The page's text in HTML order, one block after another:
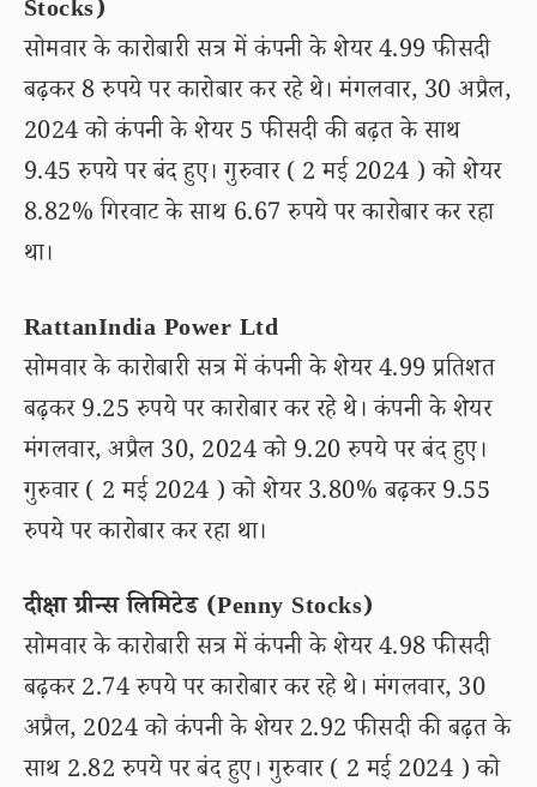
Stocks)
सोमवार के कारोबारी सत्र में कंपनी के शेयर 4.99 फीसदी
बढ़कर 8 रुपये पर कारोबार कर रहे थे। मंगलवार, 30 अप्रैल,
2024 को कंपनी के शेयर 5 फीसदी की बढ़त के साथ
9.45 रुपये पर बंद हुए। गुरुवार ( 2 मई 2024 ) को शेयर
8.82% गिरवाट के साथ 6.67 रुपये पर कारोबार कर रहा
था।
RattanIndia Power Ltd
सोमवार के कारोबारी सत्र में कंपनी के शेयर 4.99 प्रतिशत
बढ़कर 9.25 रुपये पर कारोबार कर रहे थे। कंपनी के शेयर
मंगलवार, अप्रैल 30, 2024 को 9.20 रुपये पर बंद हुए।
गुरुवार ( 2 मई 2024 ) को शेयर 3.80% बढ़कर 9.55
रुपये पर कारोबार कर रहा था।
दीक्षा ग्रीन्स लिमिटेड (Penny Stocks)
सोमवार के कारोबारी सत्र में कंपनी के शेयर 4.98 फीसदी
बढ़कर 2.74 रुपये पर कारोबार कर रहे थे। मंगलवार, 30
अप्रैल, 2024 को कंपनी के शेयर 2.92 फीसदी की बढ़त के
साथ 2.82 रुपये पर बंद हुए। गुरुवार ( 2 मई 2024 ) को